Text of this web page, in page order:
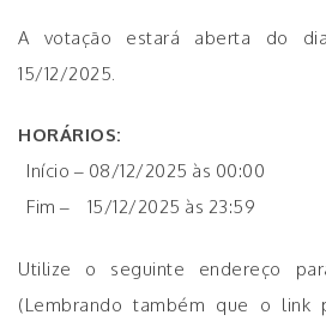
A votação estará aberta do
15/12/2025.
HORÁRIOS:
Início – 08/12/2025 às 00:00
Fim – 15/12/2025 às 23:59
Utilize o seguinte endereço
(Lembrando também que o link